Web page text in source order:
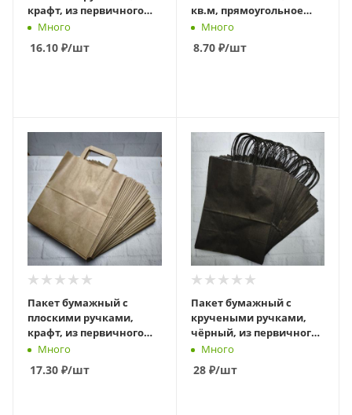
крафт, из первичного
сырья, 320 х 200 х 370 мм
Много
16.10 ₽/шт
кв.м, прямоугольное
дноМного
8.70₽/шт
Пакет бумажный с
плоскими ручками,
крафт, из первичного
сырья, 350 х 150 х 450 мм
Много
17.30 ₽/шт
Пакет бумажный с
кручеными ручками,
чёрный, из первичного
сырья, 260 х 150 х 340 мм
Много
28₽/шт